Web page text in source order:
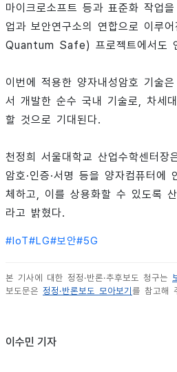
마이크로소프트 등과 표준화 작업
업과 보안연구소의 연합으로 이루
Quantum Safe) 프로젝트에서도
이번에 적용한 양자내성암호 기술
서 개발한 순수 국내 기술로, 차세
할 것으로 기대된다.
천정희 서울대학교 산업수학센터
암호·인증·서명 등을 양자컴퓨터에
체하고, 이를 상용화할 수 있도록
라고 밝혔다.
#IoT#LG#보안#5G
본 기사에 대한 정정·반론·추후보도 청구는
보도문은 정정·반론보도 모아보기를 참고해
이수민 기자